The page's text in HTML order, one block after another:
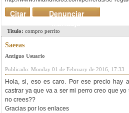
Denunciar
mensaje
Citar
Titulo: compro perrito
Saeeas
Antiguo Usuario
Publicado: Monday 01 de February de 2016, 17:33
Hola, si, eso es caro. Por ese precio hay
castrar ya que va a ser mi perro creo que
no crees??
Gracias por los enlaces